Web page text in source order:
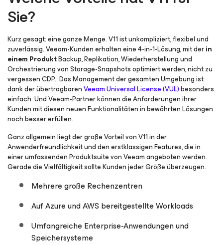
Sie?
Kurz gesagt: eine ganze Menge. V11 ist unkompliziert, flexibel und
zuverlässig. Veeam-Kunden erhalten eine 4-in-1-Lösung, mit derin
einem ProduktBackup, Replikation, Wiederherstellung und
Orchestrierung von Storage-Snapshots optimiert werden, nicht zu
vergessen CDP. Das Management der gesamten Umgebung ist
dank der übertragbarenVeeam Universal License (VUL)besonders
einfach. Und Veeam-Partner können die Anforderungen ihrer
Kunden mit diesen neuen Funktionalitäten in bewährten Lösungen
noch besser erfüllen.
Ganz allgemein liegt der große Vorteil von V11 in der
Anwenderfreundlichkeit und den erstklassigen Features, die in
einer umfassenden Produktsuite von Veeam angeboten werden.
Gerade die Vielfältigkeit sollte Kunden jeder Größe überzeugen.
Mehrere große Rechenzentren
Auf Azure und AWS bereitgestellte Workloads
Umfangreiche Enterprise-Anwendungen und
Speichersysteme